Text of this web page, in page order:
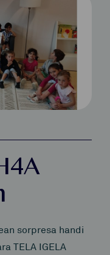
sorpresa handi
TELA IGELA